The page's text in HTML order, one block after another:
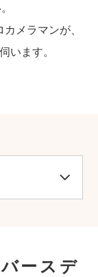
メラマンが、
います。
ースデ